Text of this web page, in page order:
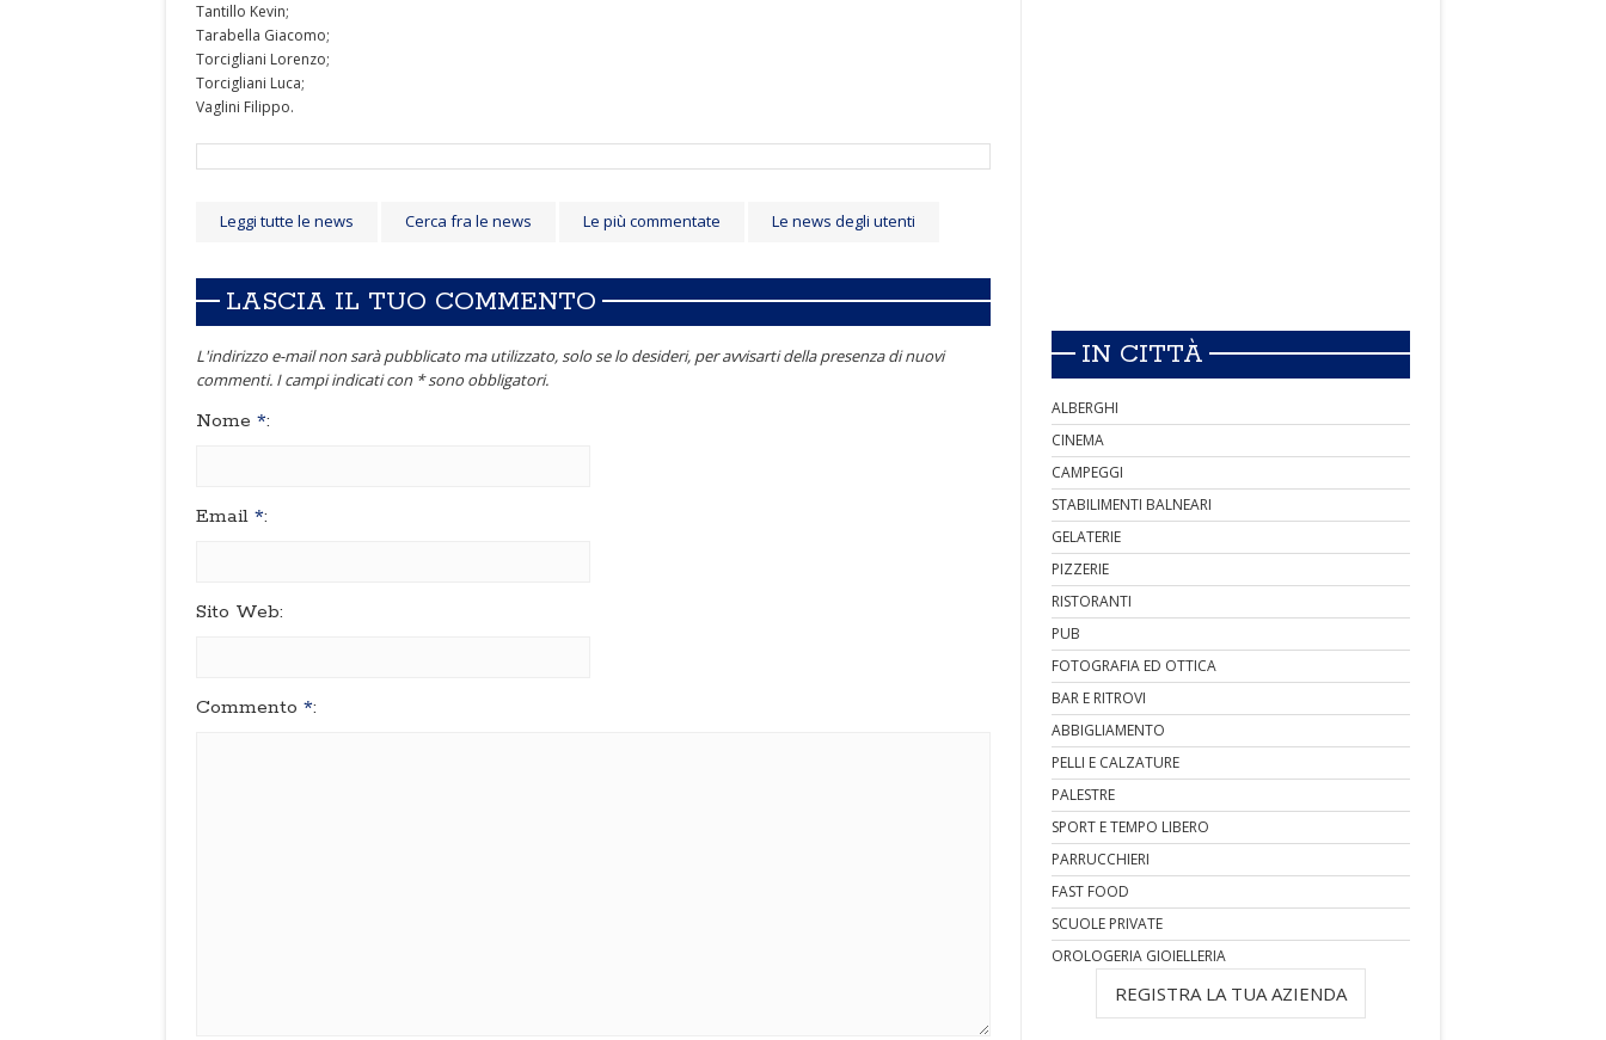
Tantillo Kevin;
Tarabella Giacomo;
Torcigliani Lorenzo;
Torcigliani Luca;
Vaglini Filippo.
Leggi tutte le news Cerca fra le news Le più commentate Le news degli utenti
LASCIA IL TUO COMMENTO
L'indirizzo e-mail non sarà pubblicato ma utilizzato, solo se lo desideri, per avvisarti della presenza di nuovi
commenti. I campi indicati con * sono obbligatori.
Nome *:
Email *:
Sito Web:
Commento *:
IN CITTÀ
ALBERGHI
CINEMA
CAMPEGGI
STABILIMENTI BALNEARI
GELATERIE
PIZZERIE
RISTORANTI
PUB
FOTOGRAFIA ED OTTICA
BAR E RITROVI
ABBIGLIAMENTO
PELLI E CALZATURE
PALESTRE
SPORT E TEMPO LIBERO
PARRUCCHIERI
FAST FOOD
SCUOLE PRIVATE
OROLOGERIA GIOIELLERIA
REGISTRA LA TUA AZIENDA